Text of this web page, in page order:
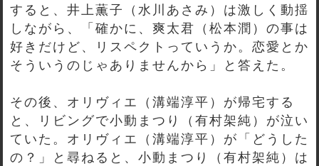
すると、井上薫子（水川あさみ）は激しく動揺
しながら、「確かに、爽太君（松本潤）の事は
好きだけど、リスペクトっていうか。恋愛とか
そういうのじゃありませんから」と答えた。
その後、オリヴィエ（溝端淳平）が帰宅する
と、リビングで小動まつり（有村架純）が泣い
ていた。オリヴィエ（溝端淳平）が「どうした
の？」と尋ねると、小動まつり（有村架純）は